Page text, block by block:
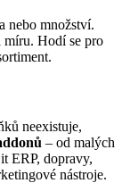
nebo množství.
míru. Hodí se pro
neexistuje,
– od malých
ERP, dopravy,
nástroje.